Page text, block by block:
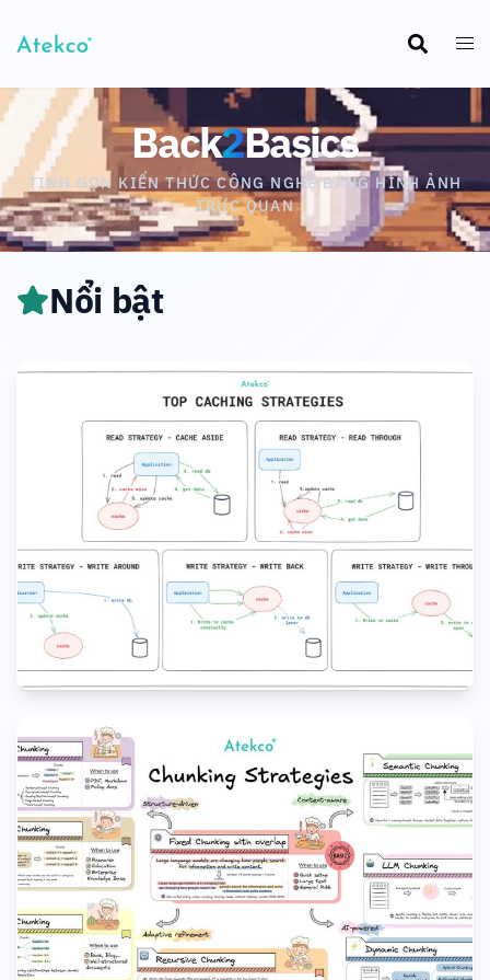
Back2Basics
TINH GỌN KIẾN THỨC CÔNG NGHỆ BẰNG HÌNH ẢNH
TRỰC QUAN
Nổi bật
SYSTEM DESIGN & ARCHITECTURE
Top Caching Strategies
Tăng tốc ứng dụng với cache